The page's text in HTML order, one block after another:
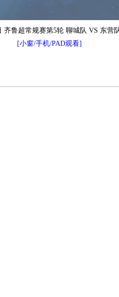
齐鲁超常规赛第5轮 聊城队 VS 东营
[小窗/手机/PAD观看]